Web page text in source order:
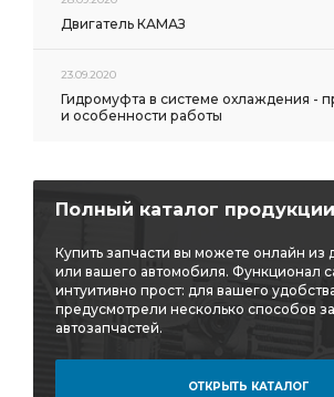
Двигатель КАМАЗ
23.09.2020
Гидромуфта в системе охлаждения -
и особенности работы
Полный каталог продукции
Купить запчасти вы можете онлайн из
или вашего автомобиля. Функционал
интуитивно прост: для вашего
предусмотрели несколько способов
автозапчастей.
ОТКРЫТЬ КАТАЛОГ